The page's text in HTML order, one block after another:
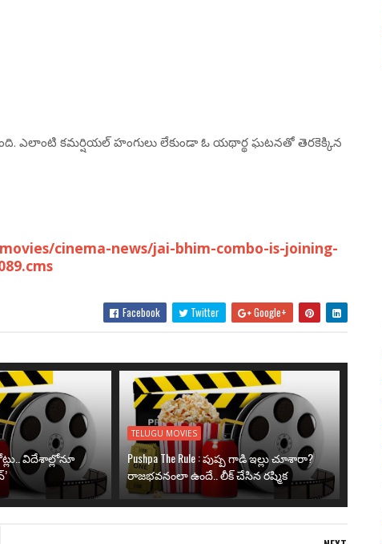
ఎలాంటి కమర్షియల్ హంగులు లేకుండా ఓ యథార్థ ఘటనతో తెరకెక్కిన
cinema-news/jai-bhim-combo-is-joining-
Facebook Twitter Google+
విదేశాల్లోనూ
TELUGU MOVIES
Pushpa The Rule : పుష్ప గాడి ఇల్లు చూశారా?
రాజభవనంలా ఉందే.. లీక్ చేసిన రష్మిక